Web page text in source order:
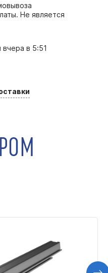
Не является
вчера в 5:51